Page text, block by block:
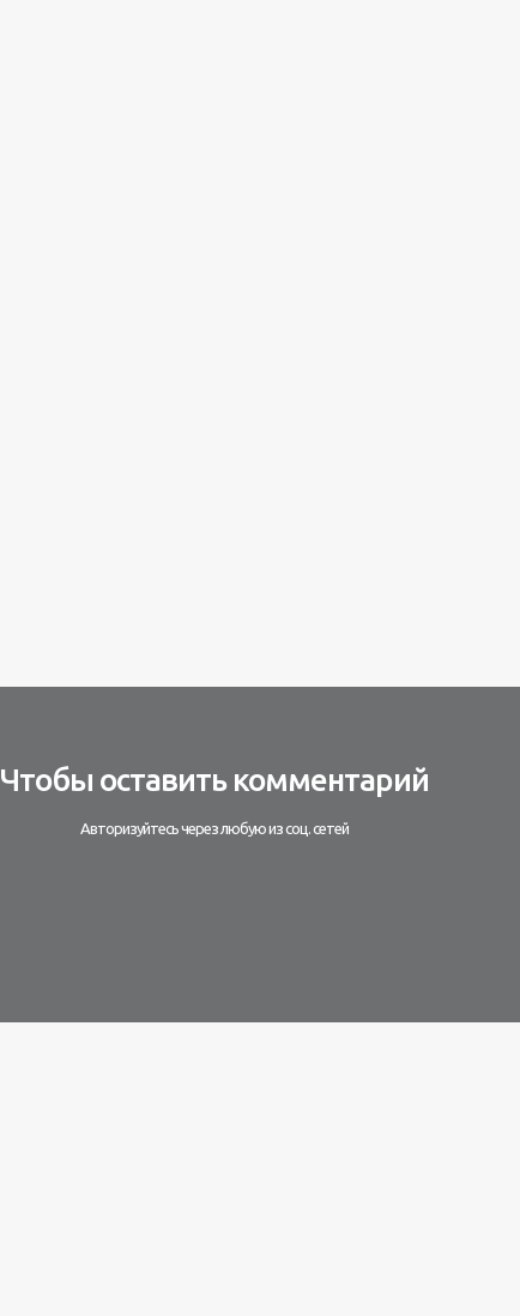
Чтобы оставить комментарий
Авторизуйтесь через любую из соц. сетей